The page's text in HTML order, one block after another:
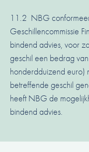
11.2 NBG
Geschillencommissie
bindend advies, voor
geschil een bedrag
honderdduizend euro)
betreffende geschil
heeft NBG de
bindend advies.